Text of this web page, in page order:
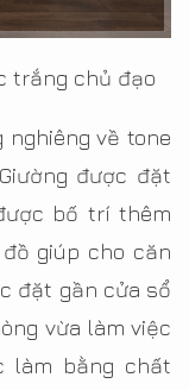
trắng chủ đạo
về tone
được đặt
bố trí thêm
giúp cho căn
đặt gần cửa sổ
vừa làm việc
làm bằng chất